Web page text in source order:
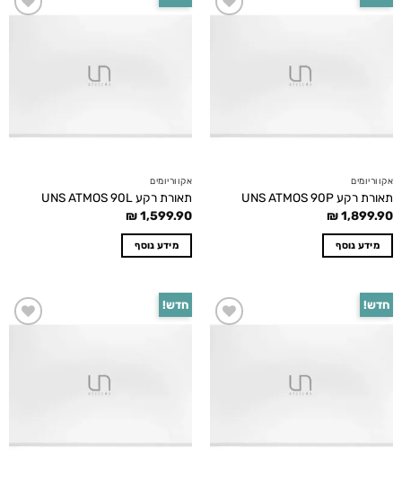
אקווריומים
תאורת רקע UNS ATMOS 90P
₪1,899.90
מידע נוסף
אקווריומים
תאורת רקע UNS ATMOS 90L
₪1,599.90
מידע נוסף
חדש! חדש!